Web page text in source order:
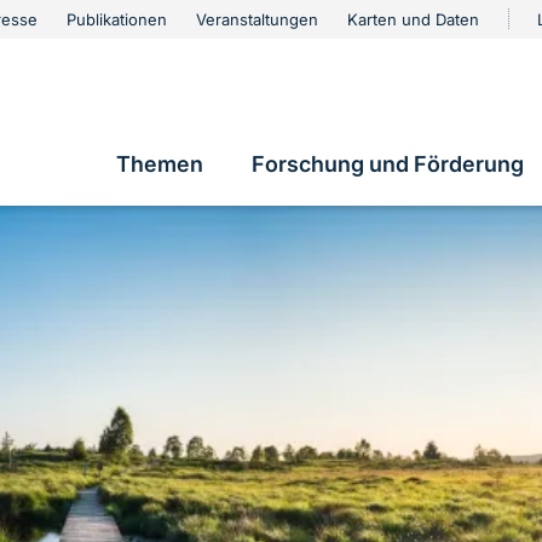
Publikationen Veranstaltungen Karten und Daten
Hauptnavigation
Themen Forschung und Förderung